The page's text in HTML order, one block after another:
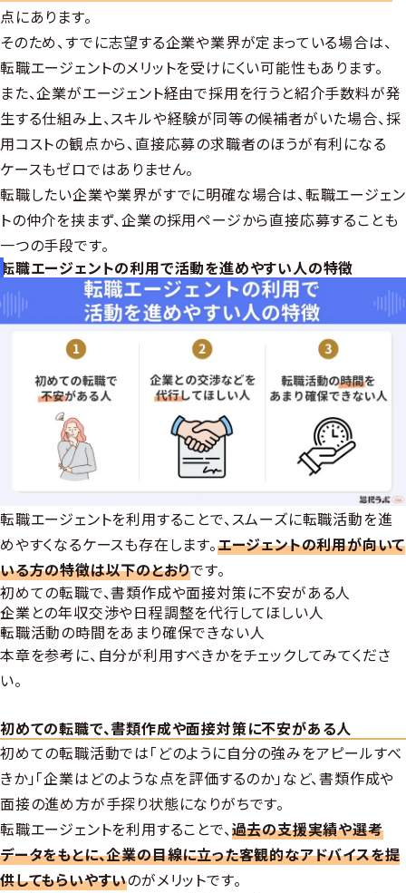
点にあります。
そのため、すでに志望する企業や業界が定まっている場合は、
転職エージェントのメリットを受けにくい可能性もあります。
また、企業がエージェント経由で採用を行うと紹介手数料が発
生する仕組み上、スキルや経験が同等の候補者がいた場合、採
用コストの観点から、直接応募の求職者のほうが有利になる
ケースもゼロではありません。
転職したい企業や業界がすでに明確な場合は、転職エージェン
トの仲介を挟まず、企業の採用ページから直接応募することも
一つの手段です。
転職エージェントの利用で活動を進めやすい人の特徴
転職エージェントを利用することで、スムーズに転職活動を進
めやすくなるケースも存在します。エージェントの利用が向いて
いる方の特徴は以下のとおりです。
初めての転職で、書類作成や面接対策に不安がある人
企業との年収交渉や日程調整を代行してほしい人
転職活動の時間をあまり確保できない人
本章を参考に、自分が利用すべきかをチェックしてみてくださ
い。
初めての転職で、書類作成や面接対策に不安がある人
初めての転職活動では「どのように自分の強みをアピールすべ
きか」「企業はどのような点を評価するのか」など、書類作成や
面接の進め方が手探り状態になりがちです。
転職エージェントを利用することで、過去の支援実績や選考
データをもとに、企業の目線に立った客観的なアドバイスを提
供してもらいやすいのがメリットです。